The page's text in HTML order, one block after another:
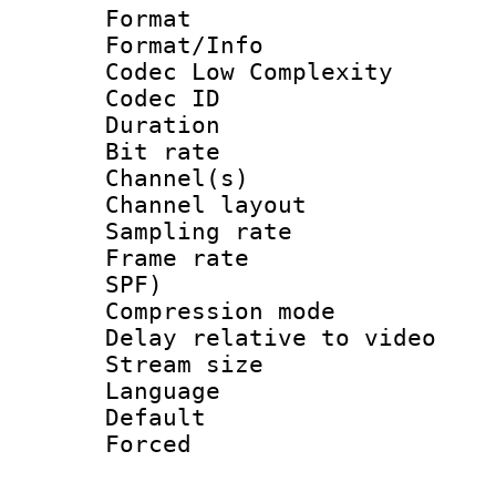
Format :
Format/Info :
Codec Low Complexity
Codec ID :
Duration :
Bit rate :
Channel(s)
Channel
Sampling
Frame rate :
SPF)
Compression
Delay relative to
Stream size :
Language
Default